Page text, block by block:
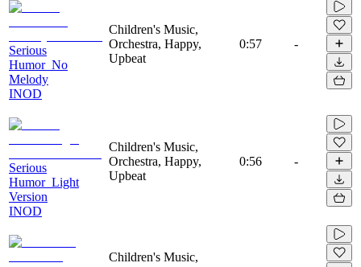
Serious
Humor_No
Melody
INOD
Children's Music,
Orchestra, Happy,
Upbeat
0:57 -
Serious
Humor_Light
Version
INOD
Children's Music,
Orchestra, Happy,
Upbeat
0:56 -
Children's Music,